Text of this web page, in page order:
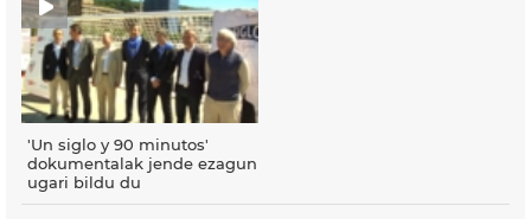
'Un siglo y 90 minutos'
dokumentalak jende ezagun
ugari bildu du